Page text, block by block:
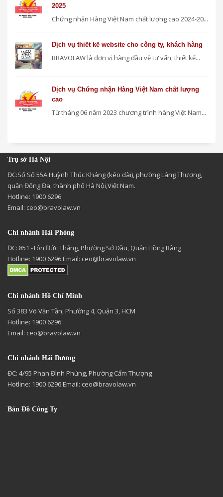
2025
Chứng nhận Hàng Việt Nam chất lượng cao 2024-20...
Dịch vụ thiết kế website cho công ty, khách hàng
BRAVOLAW là đơn vị hàng đầu về tư vấn, thiết kế...
Dịch vụ Chứng nhận Hàng Việt Nam chất lượng
cao
Từ tháng 06 năm 2023 chương trình hàng Việt Nam...
Trụ sở Hà Nội
ĐC:Số Số 55A Huỳnh Thúc Kháng (kéo dài), phường Láng Thượng,
quận Đống Đa, thành phố Hà Nội,Việt Nam.
Hotline: 1900 6296
Email: ceo@bravolaw.vn
Chi nhánh Hải Phòng
ĐC: 851 -Tôn Đức Thắng, Phường Sở Dầu, Quận Hồng Bàng
Hotline: 1900 6296 Email: ceo@bravolaw.vn
Chi nhánh Hồ Chí Minh
Số 383 Võ Văn Tần, Phường 4, Quận 3, HCM
Hotline: 1900 6296
Email: ceo@bravolaw.vn
Chi nhánh Hải Dương
ĐC: 4/95 Phan Đình Phùng, Phường Cẩm Thượng
Hotline: 1900 6296 Email: ceo@bravolaw.vn
Bản Đồ Công Ty